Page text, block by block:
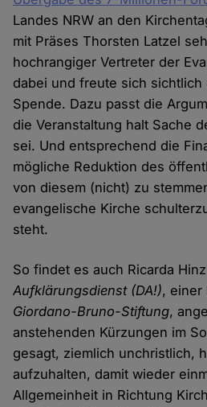
Landes NRW an den
mit Präses Thorsten Latzel
hochrangiger Vertreter der
dabei und freute sich sichtlich
Spende. Dazu passt die
die Veranstaltung halt Sache
sei. Und entsprechend die
mögliche Reduktion des
von diesem (nicht) zu
evangelische Kirche
steht.
So findet es auch Ricarda
Aufklärungsdienst (DA!), einer
Giordano-Bruno-Stiftung,
anstehenden Kürzungen im
gesagt, ziemlich unchristlich,
aufzuhalten, damit wieder
Allgemeinheit in Richtung